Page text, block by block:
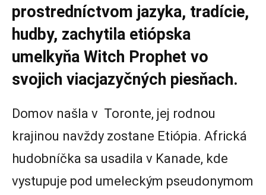
prostredníctvom jazyka, tradície,
hudby, zachytila etiópska
umelkyňa Witch Prophet vo
svojich viacjazyčných piesňach.
Domov našla v Toronte, jej rodnou
krajinou navždy zostane Etiópia. Africká
hudobníčka sa usadila v Kanade, kde
vystupuje pod umeleckým pseudonymom